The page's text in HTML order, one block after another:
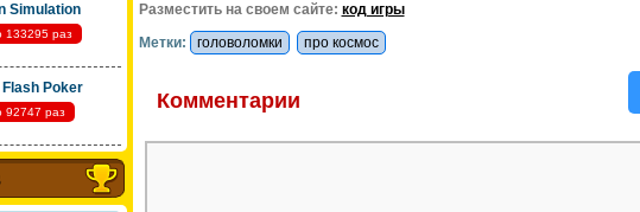
Simulation
133295 раз
Poker
92747 раз
Разместить на своем сайте: код игры
Метки:
головоломки про космос
Комментарии